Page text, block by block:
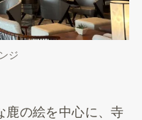
ジ
鹿の絵を中心に、寺